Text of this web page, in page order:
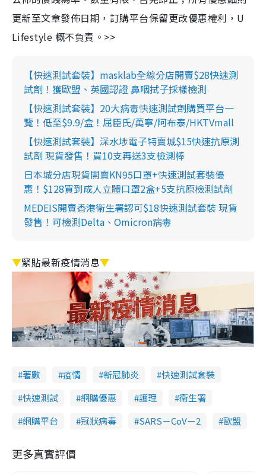
更新至文章發佈日期，訂購平台保留更改優惠權利，U
Lifestyle 概不負責。>>
【快速測試套裝】masklab全線分店開賣$28快速測
試劑！獲歐盟、英國認證 鼻咽拭子採樣檢測
【快速測試套裝】20大病毒快速測試劑購買平台一
覽！低至$9.9/盒！屈臣氏/萬寧/阿布泰/HKTVmall
【快速測試套裝】深水埗電子特賣城$15快速抗原測
試劑 現貨發售！買10支再送3支檢測棒
日本城分店現貨開賣KN95口罩+快速測試套裝優
惠！$128買到成人立體口罩2盒+5支抗原檢測試劑
MEDEIS開賣香港衛生署認可$18快速測試套裝 現貨
發售！可檢測Delta、Omicron病毒
▼緊貼最新疫情消息▼
著數 疫情 新冠肺炎
快速測試套裝
快速測試
網購優惠 護理
衞生署
網購平台
冠狀病毒 SARS－CoV－2 歐盟
更多真實評價